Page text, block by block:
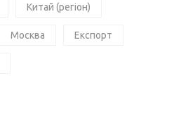
Китай (регіон)
Москва Експорт